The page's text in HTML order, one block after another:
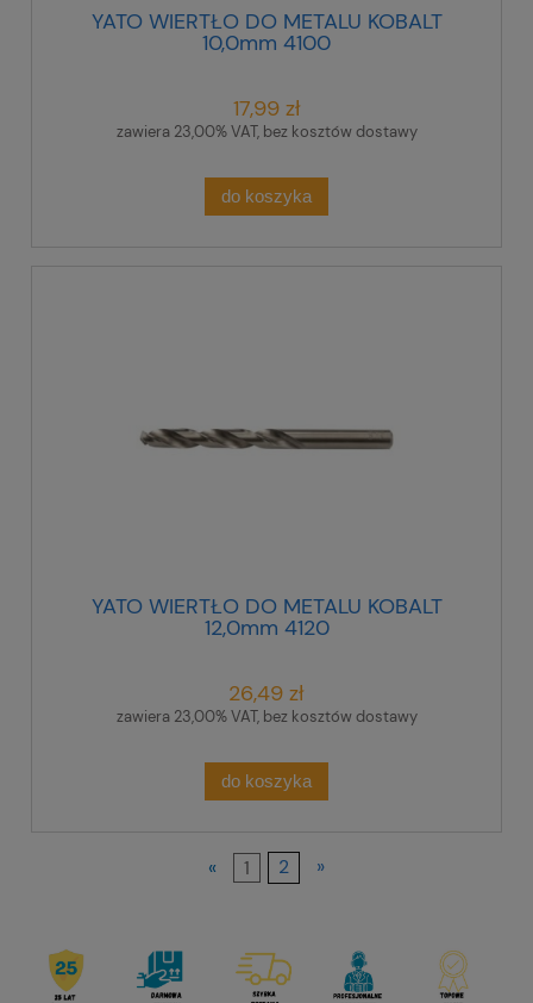
YATO WIERTŁO DO METALU KOBALT
10,0mm 4100
17,99 zł
zawiera 23,00% VAT, bez kosztów dostawy
do koszyka
YATO WIERTŁO DO METALU KOBALT
12,0mm 4120
26,49 zł
zawiera 23,00% VAT, bez kosztów dostawy
do koszyka
« 1 2 »